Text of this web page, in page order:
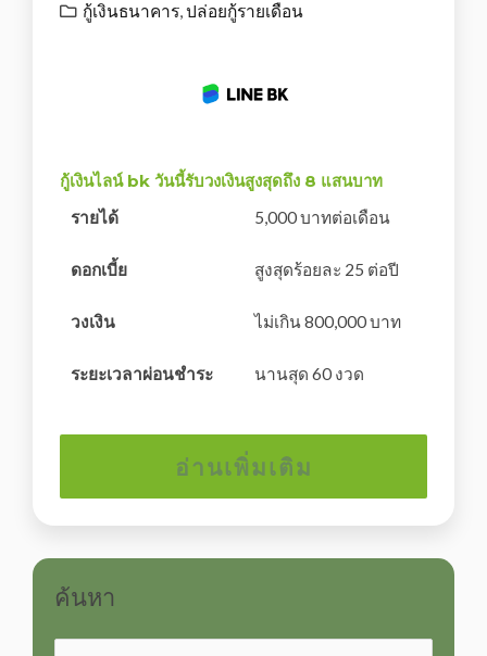
กู้เงินธนาคาร,ปล่อยกู้รายเดือน
กู้เงินไลน์ bk วันนี้รับวงเงินสูงสุดถึง 8 แสนบาท
รายได้ 5,000 บาทต่อเดือน
ดอกเบี้ย สูงสุดร้อยละ 25 ต่อปี
วงเงิน ไม่เกิน 800,000 บาท
ระยะเวลาผ่อนชำระ นานสุด 60 งวด
อ่านเพิ่มเติม
ค้นหา